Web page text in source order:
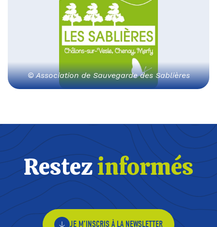
© Association de Sauvegarde des Sablières
Restezinformés
JE M’INSCRIS À LA NEWSLETTER